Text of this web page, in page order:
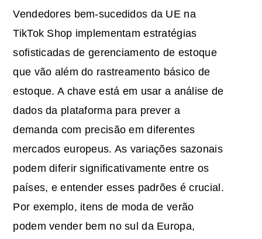
Vendedores bem-sucedidos da UE na
TikTok Shop implementam estratégias
sofisticadas de gerenciamento de estoque
que vão além do rastreamento básico de
estoque. A chave está em usar a análise de
dados da plataforma para prever a
demanda com precisão em diferentes
mercados europeus. As variações sazonais
podem diferir significativamente entre os
países, e entender esses padrões é crucial.
Por exemplo, itens de moda de verão
podem vender bem no sul da Europa,